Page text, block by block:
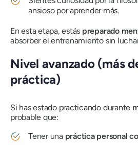
ansioso por aprender más.
En esta etapa, estás preparado
absorber el entrenamiento sin
Nivel avanzado (más
práctica)
Si has estado practicando durante
probable que:
Tener una práctica personal